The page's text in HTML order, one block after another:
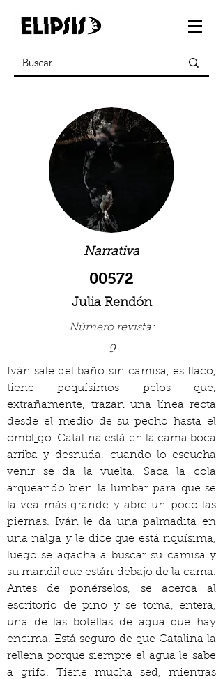
Narrativa
00572
Julia Rendón
Número revista:
9
Iván sale del baño sin camisa, es flaco,
tiene poquísimos pelos que,
extrañamente, trazan una línea recta
desde el medio de su pecho hasta el
ombligo. Catalina está en la cama boca
arriba y desnuda, cuando lo escucha
venir se da la vuelta. Saca la cola
arqueando bien la lumbar para que se
la vea más grande y abre un poco las
piernas. Iván le da una palmadita en
una nalga y le dice que está riquísima,
luego se agacha a buscar su camisa y
su mandil que están debajo de la cama.
Antes de ponérselos, se acerca al
escritorio de pino y se toma, entera,
una de las botellas de agua que hay
encima. Está seguro de que Catalina la
rellena porque siempre el agua le sabe
a grifo. Tiene mucha sed, mientras